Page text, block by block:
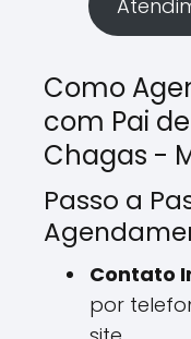
Como
com Pai
Chagas -
Passo a
Contato
por